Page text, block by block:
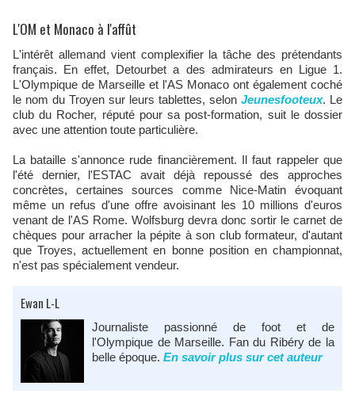
L'OM et Monaco à l'affût
L'intérêt allemand vient complexifier la tâche des prétendants
français. En effet, Detourbet a des admirateurs en Ligue 1.
L'Olympique de Marseille et l'AS Monaco ont également coché
le nom du Troyen sur leurs tablettes, selon Jeunesfooteux. Le
club du Rocher, réputé pour sa post-formation, suit le dossier
avec une attention toute particulière.
La bataille s'annonce rude financièrement. Il faut rappeler que
l'été dernier, l'ESTAC avait déjà repoussé des approches
concrètes, certaines sources comme Nice-Matin évoquant
même un refus d'une offre avoisinant les 10 millions d'euros
venant de l'AS Rome. Wolfsburg devra donc sortir le carnet de
chèques pour arracher la pépite à son club formateur, d'autant
que Troyes, actuellement en bonne position en championnat,
n'est pas spécialement vendeur.
Ewan L-L
Journaliste passionné de foot et de
l'Olympique de Marseille. Fan du Ribéry de la
belle époque. En savoir plus sur cet auteur